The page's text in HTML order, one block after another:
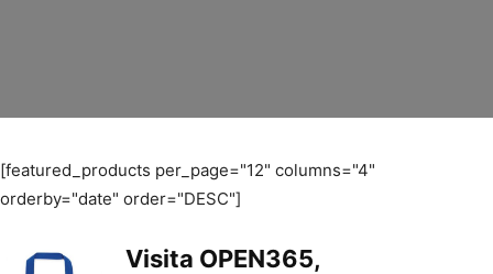
[featured_products per_page="12" columns="4"
orderby="date" order="DESC"]
Visita OPEN365,